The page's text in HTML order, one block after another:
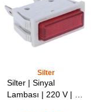
Silter
Silter | Sinyal
Lambası | 220 V | Ty